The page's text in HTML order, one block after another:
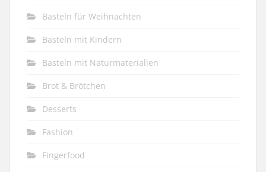
Basteln für Weihnachten
Basteln mit Kindern
Basteln mit Naturmaterialien
Brot & Brötchen
Desserts
Fashion
Fingerfood